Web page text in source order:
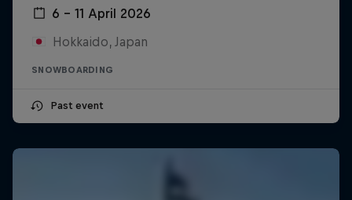
6 – 11 April 2026
Hokkaido, Japan
SNOWBOARDING
Past event